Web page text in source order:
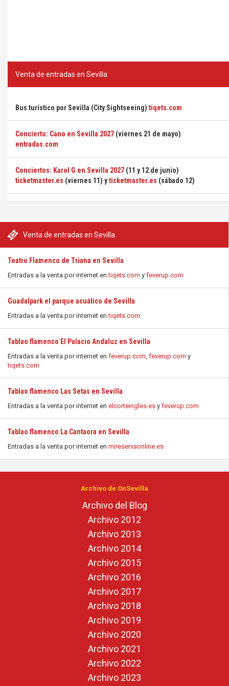
Venta de entradas en Sevilla
Teatro Flamenco de Triana en Sevilla
Entradas a la venta por internet entiqets.com y feverup.com
Guadalpark el parque acuático de Sevilla
Entradas a la venta por internet entiqets.com
Tablao flamenco El Palacio Andaluz en Sevilla
Entradas a la venta por internet en feverup.com, feverup.com y
tiqets.com
Tablao flamenco Las Setas en Sevilla
Entradas a la venta por internet en elcorteingles.es y feverup.com
Tablao flamenco La Cantaora en Sevilla
Entradas a la venta por internet en mireservaonline.es
Venta de entradas en Sevilla
Bus turístico por Sevilla (City Sightseeing) tiqets.com
Concierto: Cano en Sevilla 2027 (viernes 21 de mayo)
entradas.com
Conciertos: Karol G en Sevilla 2027 (11 y 12 de junio)
ticketmaster.es (viernes 11) yticketmaster.es (sábado 12)
Archivo de OnSevilla
Archivo del Blog
Archivo 2012
Archivo 2013
Archivo 2014
Archivo 2015
Archivo 2016
Archivo 2017
Archivo 2018
Archivo 2019
Archivo 2020
Archivo 2021
Archivo 2022
Archivo 2023